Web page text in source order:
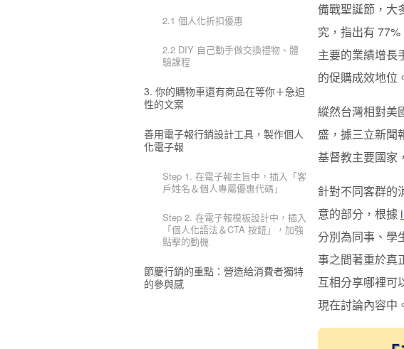
2.1 個人化折扣優惠
2.2 DIY 自己動手做交換禮物、體
驗課程
3. 你的購物車還有商品在等你＋急迫
性的文案
善用電子報行銷設計工具，製作個人
化電子報
Step 1. 在電子報主旨中，插入「客
戶姓名＆個人專屬優惠代碼」
Step 2. 在電子報模板設計中，插入
「個人化語法＆CTA 按鈕」，加強
點擊的動機
節慶行銷的重點：營造給消費者獨特
的參與感
備戰聖誕節，大
究，指出有
主要的業績增長
的促購成效地位
縱然台灣相對美
盛，據三立新聞
基督教主要國家
針對不同客群的
意的部分，根據
分別為同事、學
事之間著重於真
互相分享哪裡可
現在討論內容中